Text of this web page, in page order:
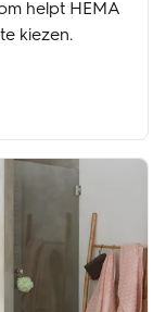
helpt HEMA
kiezen.